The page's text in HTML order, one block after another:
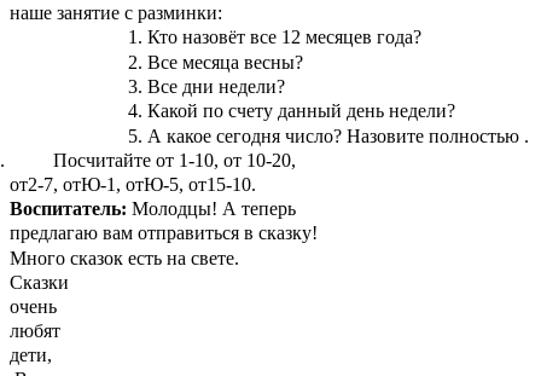
наше занятие с разминки:
Кто назовёт все 12 месяцев года?
Все месяца весны?
Все дни недели?
Какой по счету данный день недели?
А какое сегодня число? Назовите полностью .
Посчитайте от 1-10, от 10-20,
от2-7, отЮ-1, отЮ-5, от15-10.
Воспитатель: Молодцы! А теперь
предлагаю вам отправиться в сказку!
Много сказок есть на свете.
Сказки
очень
любят
дети,